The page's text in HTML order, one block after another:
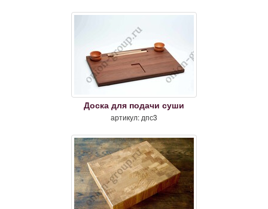
Доска для подачи суши
артикул: дпс3